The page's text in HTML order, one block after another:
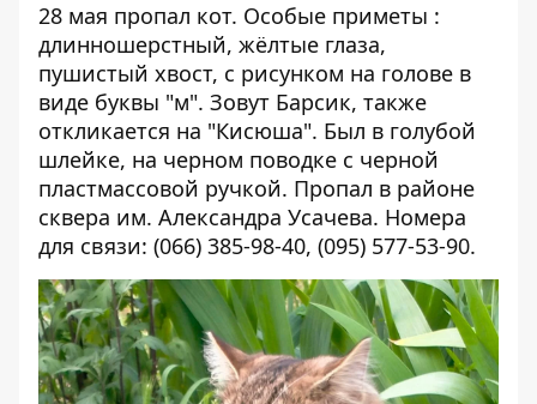
28 мая пропал кот. Особые приметы :
длинношерстный, жёлтые глаза,
пушистый хвост, с рисунком на голове в
виде буквы "м". Зовут Барсик, также
откликается на "Кисюша". Был в голубой
шлейке, на черном поводке с черной
пластмассовой ручкой. Пропал в районе
сквера им. Александра Усачева. Номера
для связи: (066) 385-98-40, (095) 577-53-90.